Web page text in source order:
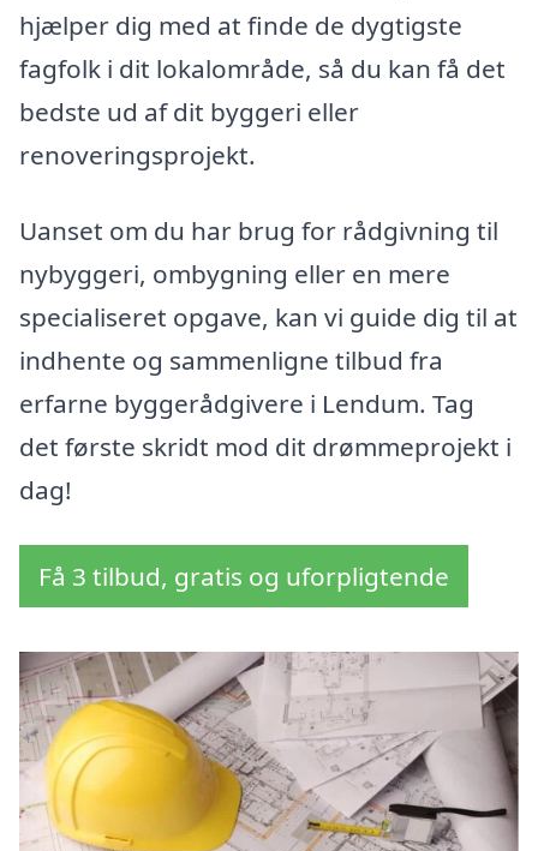
hjælper dig med at finde de dygtigste
fagfolk i dit lokalområde, så du kan få det
bedste ud af dit byggeri eller
renoveringsprojekt.
Uanset om du har brug for rådgivning til
nybyggeri, ombygning eller en mere
specialiseret opgave, kan vi guide dig til at
indhente og sammenligne tilbud fra
erfarne byggerådgivere i Lendum. Tag
det første skridt mod dit drømmeprojekt i
dag!
Få 3 tilbud, gratis og uforpligtende